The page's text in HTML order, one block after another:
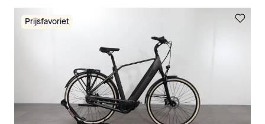
Prijsfavoriet